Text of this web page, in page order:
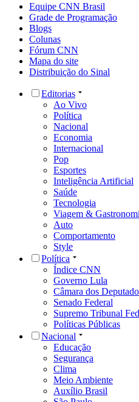
Equipe CNN Brasil
Grade de Programação
Blogs
Colunas
Fórum CNN
Mapa do site
Distribuição do Sinal
Editorias
Ao Vivo
Política
Nacional
Economia
Internacional
Pop
Esportes
Inteligência Artificial
Saúde
Tecnologia
Viagem &
Auto
Comportamento
Style
Política
Índice CNN
Governo Lula
Câmara dos
Senado Federal
Supremo Tribunal
Políticas Públicas
Nacional
Educação
Segurança
Clima
Meio Ambiente
Auxílio Brasil